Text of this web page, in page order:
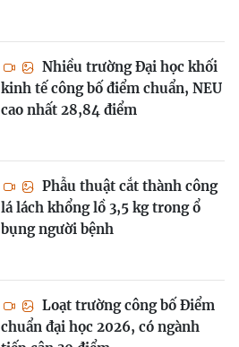
Nhiều trường Đại học khối
kinh tế công bố điểm chuẩn, NEU
cao nhất 28,84 điểm
Phẫu thuật cắt thành công
lá lách khổng lồ 3,5 kg trong ổ
bụng người bệnh
Loạt trường công bố Điểm
chuẩn đại học 2026, có ngành